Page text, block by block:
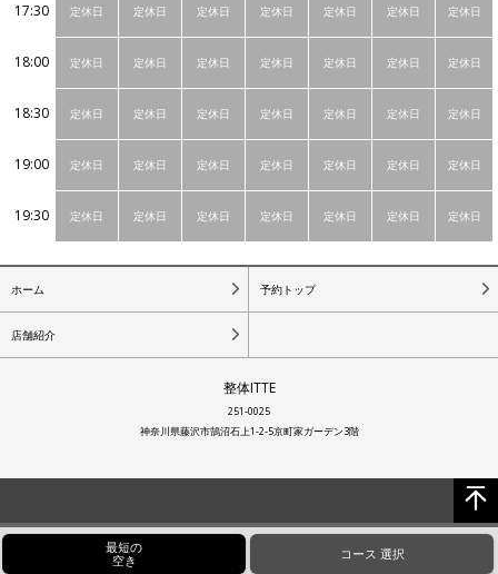
17:30 定休日 定休日 定休日 定休日 定休日 定休日 定休日
18:00 定休日 定休日 定休日 定休日 定休日 定休日 定休日
18:30 定休日 定休日 定休日 定休日 定休日 定休日 定休日
19:00 定休日 定休日 定休日 定休日 定休日 定休日 定休日
19:30 定休日 定休日 定休日 定休日 定休日 定休日 定休日
最短の
空き
コース 選択
ホーム 予約トップ
店舗紹介
整体ITTE
251-0025
神奈川県藤沢市鵠沼石上1-2-5京町家ガーデン3階